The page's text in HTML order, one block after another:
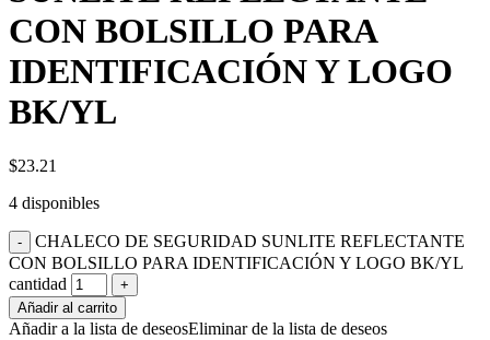
CON BOLSILLO PARA
IDENTIFICACIÓN Y LOGO
BK/YL
$23.21
4 disponibles
CHALECO DE SEGURIDAD SUNLITE REFLECTANTE
CON BOLSILLO PARA IDENTIFICACIÓN Y LOGO BK/YL
cantidad
Añadir al carrito
Añadir a la lista de deseosEliminar de la lista de deseos